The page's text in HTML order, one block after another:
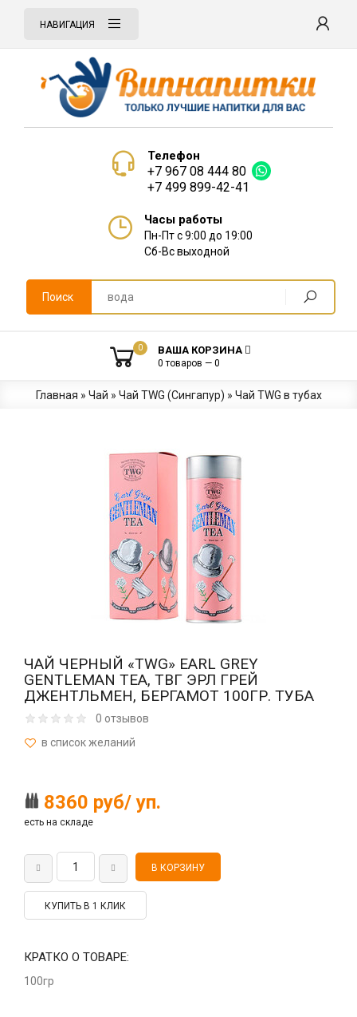
НАВИГАЦИЯ
Телефон
+7 967 08 444 80
+7 499 899-42-41
Часы работы
Пн-Пт с 9:00 до 19:00
Сб-Вс выходной
Поиск
0 ВАША КОРЗИНА
0 товаров — 0
Главная » Чай » Чай TWG (Сингапур) » Чай TWG в тубах
ЧАЙ ЧЕРНЫЙ «TWG» EARL GREY
GENTLEMAN TEA, ТВГ ЭРЛ ГРЕЙ
ДЖЕНТЛЬМЕН, БЕРГАМОТ 100ГР. ТУБА
0 отзывов
8360 руб/ уп.
есть на складе
КУПИТЬ В 1 КЛИК
КРАТКО О ТОВАРЕ:
100гр